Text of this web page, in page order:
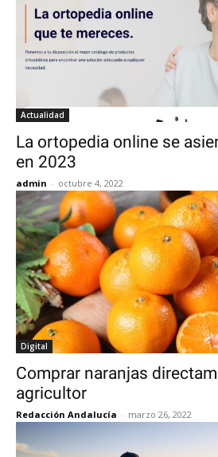
Actualidad
La ortopedia online se
en 2023
admin - octubre 4, 2022
Digital
Comprar naranjas
agricultor
Redacción Andalucía - marzo 26, 2022